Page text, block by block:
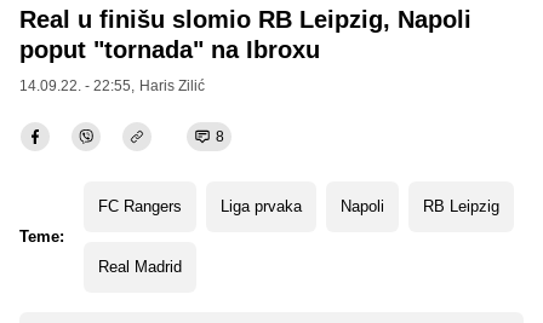
Real u finišu slomio RB Leipzig, Napoli
poput "tornada" na Ibroxu
14.09.22. - 22:55, Haris Zilić
8
Teme:
FC Rangers Liga prvaka Napoli RB Leipzig
Real Madrid